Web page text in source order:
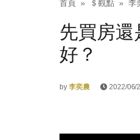
首頁 ＄觀點 李
先買房
好？
by 李奕農 2022/06/